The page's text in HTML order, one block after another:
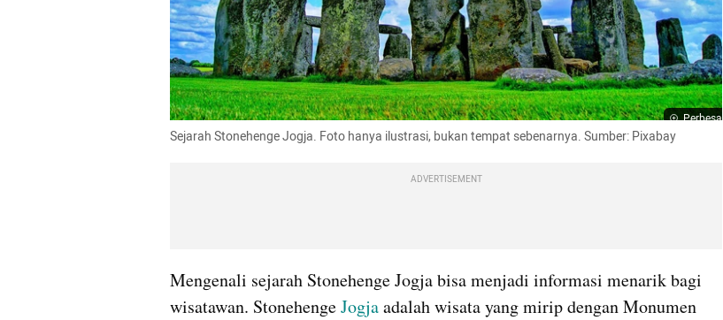
Perbesar
Sejarah Stonehenge Jogja. Foto hanya ilustrasi, bukan tempat sebenarnya. Sumber: Pixabay
ADVERTISEMENT
Mengenali sejarah Stonehenge Jogja bisa menjadi informasi menarik bagi
wisatawan. Stonehenge Jogja adalah wisata yang mirip dengan Monumen